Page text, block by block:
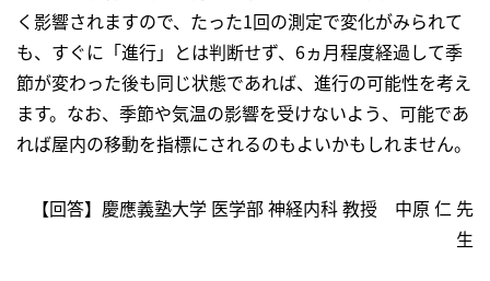
く影響されますので、たった1回の測定で変化がみられて
も、すぐに「進行」とは判断せず、6ヵ月程度経過して季
節が変わった後も同じ状態であれば、進行の可能性を考え
ます。なお、季節や気温の影響を受けないよう、可能であ
れば屋内の移動を指標にされるのもよいかもしれません。
【回答】慶應義塾大学 医学部 神経内科 教授 中原 仁 先
生